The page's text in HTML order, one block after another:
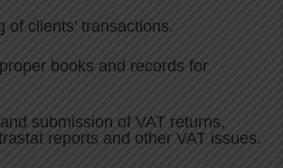
of clients’ transactions.
books and records for
submission of VAT returns,
reports and other VAT issues.